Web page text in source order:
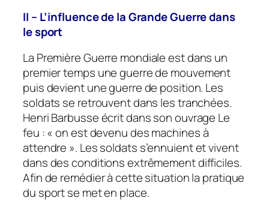
II – L’influence de la Grande Guerre dans
le sport
La Première Guerre mondiale est dans un
premier temps une guerre de mouvement
puis devient une guerre de position. Les
soldats se retrouvent dans les tranchées.
Henri Barbusse écrit dans son ouvrage Le
feu : «on est devenu des machines à
attendre ». Les soldats s’ennuient et vivent
dans des conditions extrêmement difficiles.
Afin de remédier à cette situation la pratique
du sport se met en place.